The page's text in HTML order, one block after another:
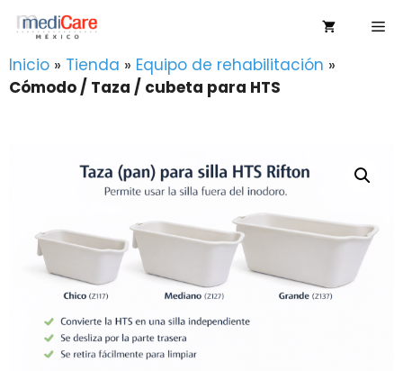
Saltar
contenido
Inicio » Tienda » Equipo de rehabilitación »
Cómodo / Taza / cubeta para HTS